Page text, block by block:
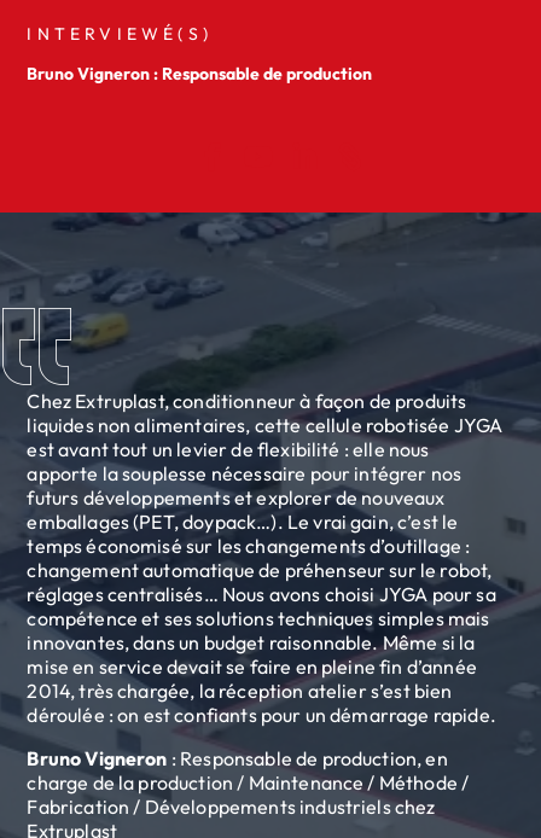
INTERVIEWÉ(S)
Bruno Vigneron : Responsable de production
Chez Extruplast, conditionneur à façon de produits
liquides non alimentaires, cette cellule robotisée JYGA
est avant tout un levier de flexibilité : elle nous
apporte la souplesse nécessaire pour intégrer nos
futurs développements et explorer de nouveaux
emballages (PET, doypack…). Le vrai gain, c’est le
temps économisé sur les changements d’outillage :
changement automatique de préhenseur sur le robot,
réglages centralisés… Nous avons choisi JYGA pour sa
compétence et ses solutions techniques simples mais
innovantes, dans un budget raisonnable. Même si la
mise en service devait se faire en pleine fin d’année
2014, très chargée, la réception atelier s’est bien
déroulée : on est confiants pour un démarrage rapide.
Bruno Vigneron : Responsable de production, en
charge de la production / Maintenance / Méthode /
Fabrication / Développements industriels chez
Extruplast